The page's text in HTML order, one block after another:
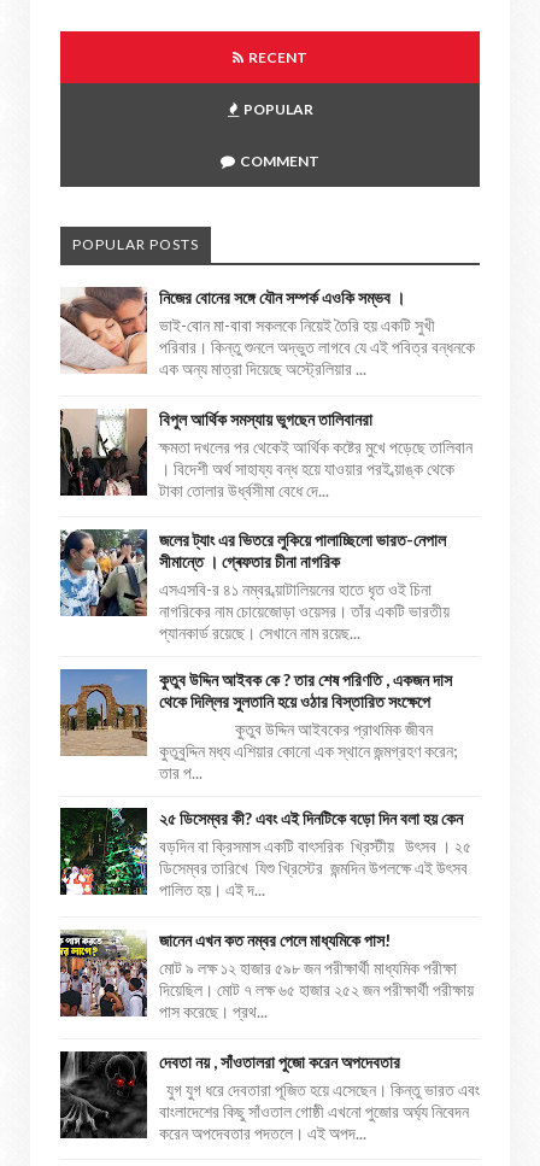
RECENT
POPULAR
COMMENT
POPULAR POSTS
নিজের বোনের সঙ্গে যৌন সম্পর্ক এওকি সম্ভব ।
ভাই-বোন মা-বাবা সকলকে নিয়েই তৈরি হয় একটি সুখী
পরিবার। কিন্তু শুনলে অদ্ভুত লাগবে যে এই পবিত্র বন্ধনকে
এক অন্য মাত্রা দিয়েছে অস্ট্রেলিয়ার ...
বিপুল আর্থিক সমস্যায় ভুগছেন তালিবানরা
ক্ষমতা দখলের পর থেকেই আর্থিক কষ্টের মুখে পড়েছে তালিবান
। বিদেশী অর্থ সাহায্য বন্ধ হয়ে যাওয়ার পরই ব্য়াঙ্ক থেকে
টাকা তোলার উর্ধ্বসীমা বেধে দে...
জলের ট্যাং এর ভিতরে লুকিয়ে পালাচ্ছিলো ভারত-নেপাল
সীমান্তে । গ্ৰেফতার চীনা নাগরিক
এসএসবি-র ৪১ নম্বর ব্য়াটালিয়নের হাতে ধৃত ওই চিনা
নাগরিকের নাম চোয়েজোড়া ওয়েসর। তাঁর একটি ভারতীয়
প্যানকার্ড রয়েছে। সেখানে নাম রয়েছ...
কুতুব উদ্দিন আইবক কে ? তার শেষ পরিণতি , একজন দাস
থেকে দিল্লির সুলতানি হয়ে ওঠার বিস্তারিত সংক্ষেপে
কুতুব উদ্দিন আইবকের প্রাথমিক জীবন
কুতুবুদ্দিন মধ্য এশিয়ার কোনো এক স্থানে জন্মগ্রহণ করেন;
তার প...
২৫ ডিসেম্বর কী? এবং এই দিনটিকে বড়ো দিন বলা হয় কেন
বড়দিন বা ক্রিসমাস একটি বাৎসরিক খ্রিস্টীয় উৎসব । ২৫
ডিসেম্বর তারিখে যিশু খ্রিস্টের জন্মদিন উপলক্ষে এই উৎসব
পালিত হয়। এই দ...
জানেন এখন কত নম্বর পেলে মাধ্যমিকে পাস!
মোট ৯ লক্ষ ১২ হাজার ৫৯৮ জন পরীক্ষার্থী মাধ্যমিক পরীক্ষা
দিয়েছিল। মোট ৭ লক্ষ ৬৫ হাজার ২৫২ জন পরীক্ষার্থী পরীক্ষায়
পাস করেছে। প্রথ...
দেবতা নয় , সাঁওতালরা পুজো করেন অপদেবতার
যুগ যুগ ধরে দেবতারা পূজিত হয়ে এসেছেন। কিন্তু ভারত এবং
বাংলাদেশের কিছু সাঁওতাল গোষ্ঠী এখনো পুজোর অর্ঘ্য নিবেদন
করেন অপদেবতার পদতলে। এই অপদ...